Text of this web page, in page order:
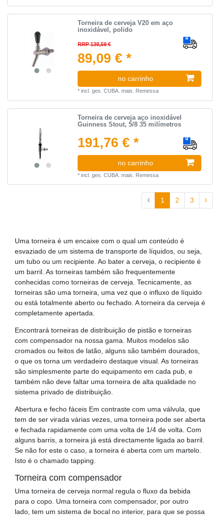
Torneira de cerveja V20 em aço
inoxidável, polido
RRP 138,59 €
89,09 € *
no carrinho
*incl. ges. CUBA. mais. Remessa
Torneira de cerveja aço inoxidável
Guinness Stout, 5/8 35 milímetros
191,76 € *
no carrinho
*incl. ges. CUBA. mais. Remessa
1 2 3
Uma torneira é um encaixe com o qual um conteúdo é
esvaziado de um sistema de transporte de líquidos, ou seja,
um tubo ou um recipiente. Ao bater a cerveja, o recipiente é
um barril. As torneiras também são frequentemente
conhecidas como torneiras de cerveja. Tecnicamente, as
torneiras são uma torneira, uma vez que o influxo de líquido
ou está totalmente aberto ou fechado. A torneira da cerveja é
completamente apertada.
Encontrará torneiras de distribuição de pistão e torneiras
com compensador na nossa gama. Muitos modelos são
cromados ou feitos de latão, alguns são também dourados,
o que os torna um verdadeiro destaque visual. As torneiras
são simplesmente parte do equipamento em cada pub, e
também não deve faltar uma torneira de alta qualidade no
sistema privado de distribuição.
Abertura e fecho fáceis Em contraste com uma válvula, que
tem de ser virada várias vezes, uma torneira pode ser aberta
e fechada rapidamente com uma volta de 1/4 de volta. Com
alguns barris, a torneira já está directamente ligada ao barril.
Se não for este o caso, a torneira é aberta com um martelo.
Isto é o chamado tapping.
Torneira com compensador
Uma torneira de cerveja normal regula o fluxo da bebida
para o copo. Uma torneira com compensador, por outro
lado, tem um sistema de bocal no interior, para que se possa